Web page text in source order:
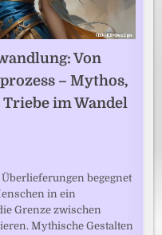
Von
– Mythos,
im Wandel
begegnet
in ein
Grenze zwischen
Mythische Gestalten